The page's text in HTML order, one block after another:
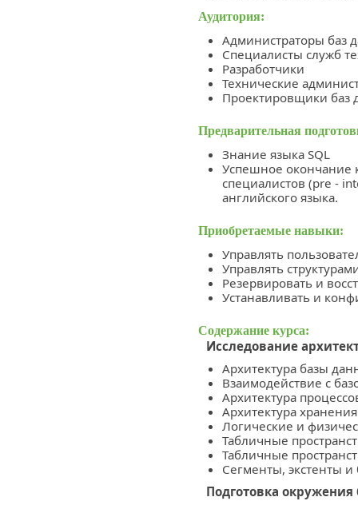
Аудитория:
Администраторы баз
Специалисты служб
Разработчики
Технические
Проектировщики баз
Предварительная
Знание языка SQL
Успешное окончание
специалистов (pre -
английского языка.
Приобретаемые навыки:
Управлять
Управлять
Резервировать и
Устанавливать и
Содержание курса:
Исследование
Архитектура базы
Взаимодействие с
Архитектура
Архитектура
Логические и
Табличные
Табличные
Сегменты, экстенты и
Подготовка